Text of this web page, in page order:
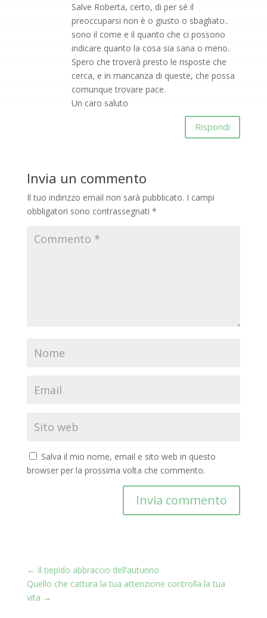
Salve Roberta, certo, di per sé il
preoccuparsi non è o giusto o sbagliato..
sono il come e il quanto che ci possono
indicare quanto la cosa sia sana o meno.
Spero che troverà presto le risposte che
cerca, e in mancanza di queste, che possa
comunque trovare pace.
Un caro saluto
Rispondi
Invia un commento
Il tuo indirizzo email non sarà pubblicato. I campi
obbligatori sono contrassegnati *
Salva il mio nome, email e sito web in questo
browser per la prossima volta che commento.
Invia commento
← Il tiepido abbraccio dell’autunno
Quello che cattura la tua attenzione controlla la tua
vita →